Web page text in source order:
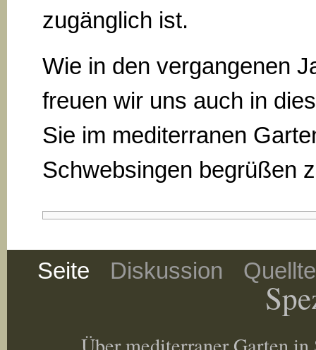
zugänglich ist.
Wie in den vergangenen
freuen wir uns auch in
Sie im mediterranen
Schwebsingen begrüßen
Seite Diskussion